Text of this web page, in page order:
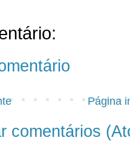
Página
comentários